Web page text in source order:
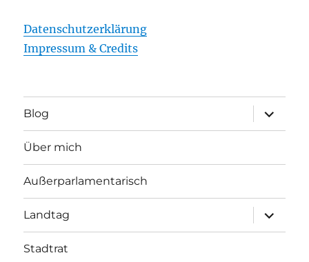
Datenschutzerklärung
Impressum & Credits
Blog
öffnen
Über mich
Außerparlamentarisch
Landtag
öffnen
Stadtrat